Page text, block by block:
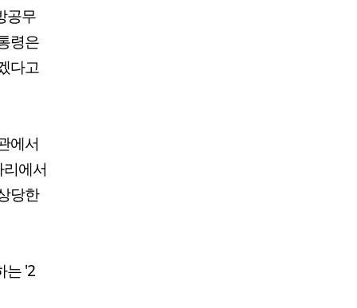
공무
령은
다고
에서
에서
당한
는 '2